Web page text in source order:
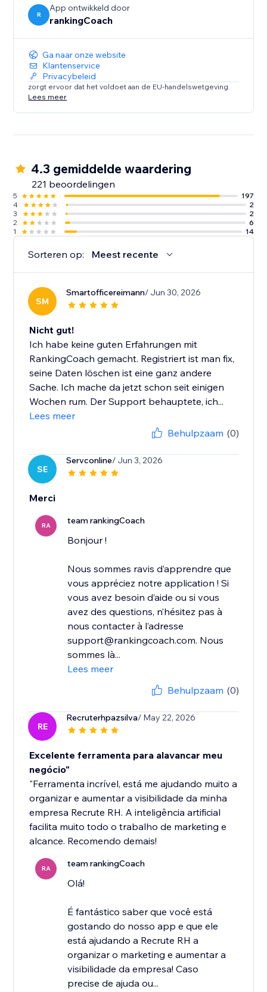
Sluit je aan bij miljoenen MKB’ers die groeien met
rankingCoach.
R
App ontwikkeld door
rankingCoach
Ga naar onze website
Klantenservice
Privacybeleid
zorgt ervoor dat het voldoet aan de EU-handelswetgeving.
Lees meer
4.3 gemiddelde waardering
221 beoordelingen
5
197
4
2
3
2
2
6
1
14
Sorteren op: Meest recente
SM
Smartofficereimann/ Jun 30, 2026
Nicht gut!
Ich habe keine guten Erfahrungen mit
RankingCoach gemacht. Registriert ist man fix,
seine Daten löschen ist eine ganz andere
Sache. Ich mache da jetzt schon seit einigen
Wochen rum. Der Support behauptete, ich...
Lees meer
Behulpzaam (0)
SE
Servconline/ Jun 3, 2026
Merci
RA team rankingCoach
Bonjour !
Nous sommes ravis d’apprendre que
vous appréciez notre application ! Si
vous avez besoin d’aide ou si vous
avez des questions, n’hésitez pas à
nous contacter à l’adresse
support@rankingcoach.com. Nous
sommes là...
Lees meer
Behulpzaam (0)
RE
Recruterhpazsilva/ May 22, 2026
Excelente ferramenta para alavancar meu
negócio"
"Ferramenta incrível, está me ajudando muito a
organizar e aumentar a visibilidade da minha
empresa Recrute RH. A inteligência artificial
facilita muito todo o trabalho de marketing e
alcance. Recomendo demais!
RA team rankingCoach
Olá!
É fantástico saber que você está
gostando do nosso app e que ele
está ajudando a Recrute RH a
organizar o marketing e aumentar a
visibilidade da empresa! Caso
precise de ajuda ou...